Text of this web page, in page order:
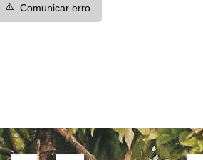
⚠️ Comunicar erro